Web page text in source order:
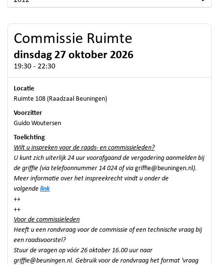
Commissie Ruimte
dinsdag 27 oktober 2026
19:30 - 22:30
Locatie
Ruimte 108 (Raadzaal Beuningen)
Voorzitter
Guido Woutersen
Toelichting
Wilt u inspreken voor de raads- en commissieleden?
U kunt zich uiterlijk 24 uur voorafgaand de vergadering aanmelden bij
de griffie (via telefoonnummer 14 024 of via griffie@beuningen.nl).
Meer informatie over het inspreekrecht vindt u onder de
volgende link
++
++
Voor de commissieleden
Heeft u een rondvraag voor de commissie of een technische vraag bij
een raadsvoorstel?
Stuur de vragen op vóór 26 oktober 16.00 uur naar
griffie@beuningen.nl. Gebruik voor de rondvraag het format 'vraag